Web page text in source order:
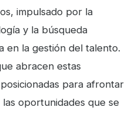
impulsado por la
y la búsqueda
en la gestión del talento.
abracen estas
para afrontar
oportunidades que se